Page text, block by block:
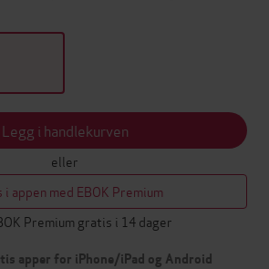
Legg i handlekurven
eller
appen med EBOK Premium
Premium gratis i 14 dager
apper for iPhone/iPad og Android